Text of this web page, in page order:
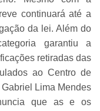
continuará até a
da lei. Além do
garantiu a
retiradas das
ao Centro de
Lima Mendes
que as e os